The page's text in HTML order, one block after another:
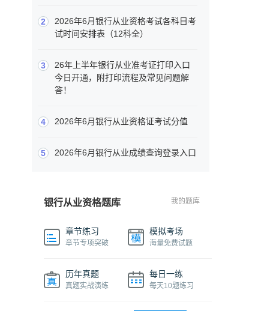
2
2026年6月银行从业资格考试各科目考
试时间安排表（12科全）
3
26年上半年银行从业准考证打印入口
今日开通，附打印流程及常见问题解
答！
4 2026年6月银行从业资格证考试分值
5 2026年6月银行从业成绩查询登录入口
银行从业资格题库 我的题库
章节练习
章节专项突破
模拟考场
海量免费试题
历年真题
真题实战演练
每日一练
每天10题练习